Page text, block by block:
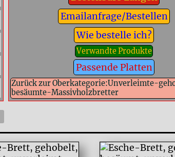
Emailanfrage/Bestellen
Wie bestelle ich?
Verwandte Produkte
Passende Platten
Zurück zur Oberkategorie:Unverleimte-
besäumte-Massivholzbretter